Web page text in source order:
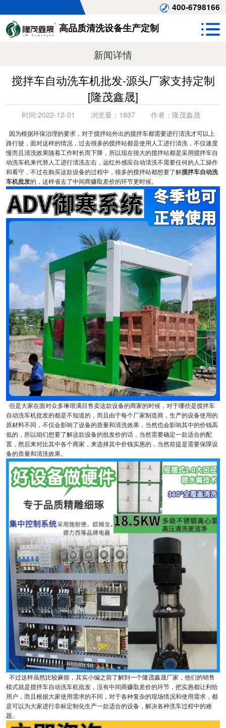
400-6798166
高品质清洗设备生产定制
新闻详情
搅拌车自动洗车机批发-源头厂家支持定制
[隆茂鑫晟]
时间:2022-12-01 浏览量： 1837 作者： 隆茂鑫晟
因为根据环保治理的要求，对于搅拌站外出的搅拌车都需要进行清洗才可以上
路行驶，面对这样的情况，过去很多的搅拌站都是使用人工进行清洗，不仅速度
慢而且清洗效果随着工作时长而下降，所以现在很大的搅拌站都是采用搅拌车自
动洗车机来代替人工进行清洗左右，远红外感应自动清洗不需要任何的人工操作
和看守，不过在购买这款设备的过程中，很多的搅拌站都想要了解搅拌车自动洗
车机批发的，这样省去了中间商赚取差价的环节更时候。
但是大家在面对众多琳琅满目售卖这款设备的商家的时候，对于哪些是搅拌车
自动洗车机批发的都是不知道的，而且由于每个厂家制造商，生产的设备使用的
原材料不同，不仅会影响了设备的质量和清洗效果，当然也会影响其中的价钱高
低的，所以咱们想要了解这款设备的批发价的话，当然需要确定一款适合的配
置，然后来对比其中各个商家，来选择其中价钱实惠的，当然前提是需要保障设
备的质量和清洗效果。
不过这样虽然比较麻烦，其实小编之前了解到一个隆茂鑫晟厂家，他们的销售
模式就是搅拌车自动洗车机批发，没有中间商赚取差价的环节，把实惠都让利给
用户，而且根据大家使用需求的不同，对于各种复杂的现场情况和使用需求，都
是可以为大家进行非标定制化生产一款适合的设备，解决各种洗车过程中的难
题。